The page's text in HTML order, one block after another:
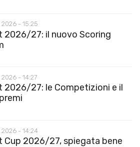
- 15:25
2026/27: il nuovo Scoring
- 14:27
2026/27: le Competizioni e il
- 14:24
Cup 2026/27, spiegata bene